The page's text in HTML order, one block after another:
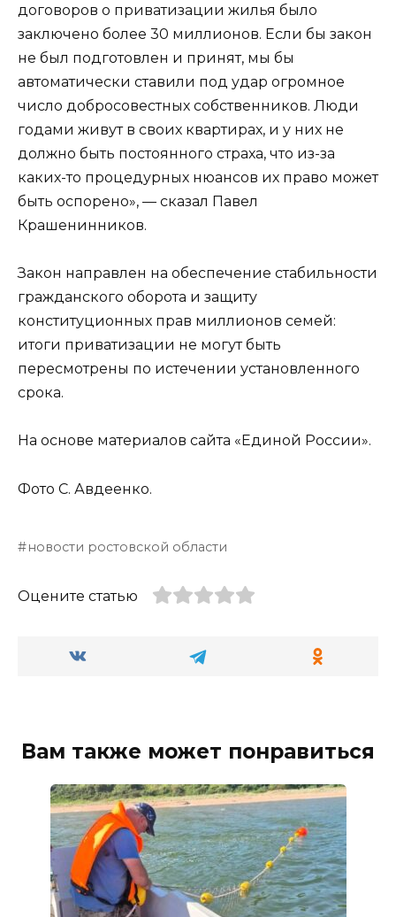
договоров о приватизации жилья было
заключено более 30 миллионов. Если бы закон
не был подготовлен и принят, мы бы
автоматически ставили под удар огромное
число добросовестных собственников. Люди
годами живут в своих квартирах, и у них не
должно быть постоянного страха, что из-за
каких-то процедурных нюансов их право может
быть оспорено», — сказал Павел
Крашенинников.
Закон направлен на обеспечение стабильности
гражданского оборота и защиту
конституционных прав миллионов семей:
итоги приватизации не могут быть
пересмотрены по истечении установленного
срока.
На основе материалов сайта «Единой России».
Фото С. Авдеенко.
новости ростовской области
Оцените статью
Вам также может понравиться